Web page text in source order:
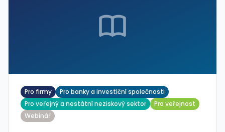
Pro firmy
Pro banky a investiční společnosti
Pro veřejný a nestátní neziskový sektor
Pro veřejnost
Webinář